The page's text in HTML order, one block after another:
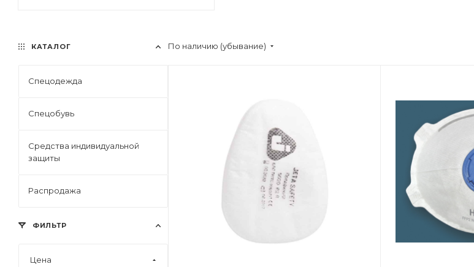
По наличию (убывание)
КАТАЛОГ
Спецодежда
Спецобувь
Средства индивидуальной
защиты
Распродажа
ФИЛЬТР
Цена